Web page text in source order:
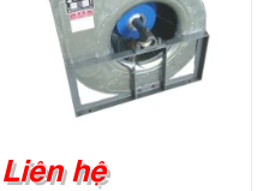
Liên hệ